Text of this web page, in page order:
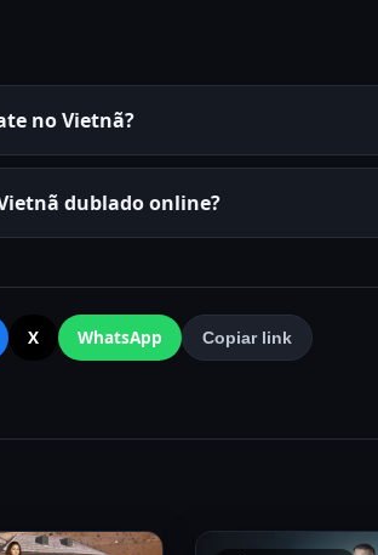
no Vietnã?
dublado online?
X WhatsApp Copiar link